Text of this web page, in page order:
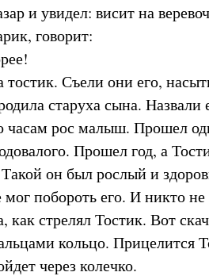
и увидел: висит на
говорит:
тостик. Съели они его,
старуха сына. Назвали
рос малыш. Прошел
Прошел год, а
Такой он был рослый и
побороть его. И никто
как стрелял Тостик. Вот
кольцо. Прицелится
через колечко.